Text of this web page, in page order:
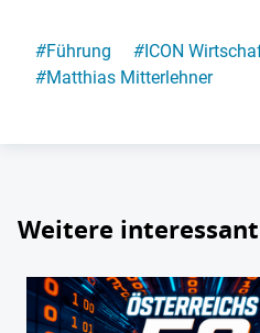
#Führung #ICON
#Matthias Mitterlehner
Weitere